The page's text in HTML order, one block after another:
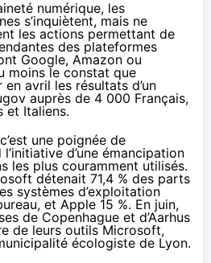
numérique, les
s’inquiètent, mais ne
les actions permettant de
des plateformes
Google, Amazon ou
moins le constat que
en avril les résultats d’un
auprès de 4 000 Français,
et Italiens.
une poignée de
d’une émancipation
les plus couramment utilisés.
détenait 71,4 % des parts
systèmes d’exploitation
et Apple 15 %. En juin,
de Copenhague et d’Aarhus
de leurs outils Microsoft,
écologiste de Lyon.